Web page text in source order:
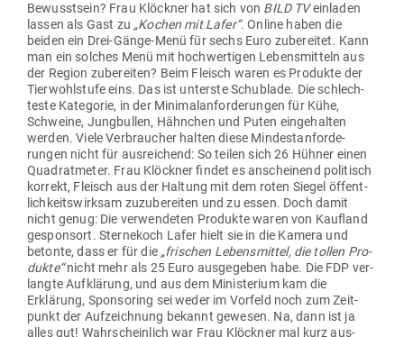
Bewusstsein? Frau Klöckner hat sich von BILD TVein­laden
lassen als Gast zu „Kochen mit Lafer“.Online haben die
beiden ein Drei-Gänge-Menü für sechs Euro zube­reitet. Kann
man ein solches Menü mit hoch­wer­tigen Lebens­mitteln aus
der Region zube­reiten? Beim Fleisch waren es Pro­dukte der
Tier­wohl­stufe eins. Das ist unterste Schublade. Die schlech­
teste Kate­gorie, in der Mini­mal­an­for­de­rungen für Kühe,
Schweine, Jung­bullen, Hähnchen und Puten ein­ge­halten
werden. Viele Ver­braucher halten diese Min­dest­an­for­de­
rungen nicht für aus­rei­chend: So teilen sich 26 Hühner einen
Qua­drat­meter. Frau Klöckner findet es anscheinend poli­tisch
korrekt, Fleisch aus der Haltung mit dem roten Siegel öffent­
lich­keits­wirksam zuzu­be­reiten und zu essen. Doch damit
nicht genug: Die ver­wen­deten Pro­dukte waren von Kaufland
gesponsort. Ster­nekoch Lafer hielt sie in die Kamera und
betonte, dass er für die „fri­schen Lebens­mittel, die tollen Pro­
dukte“nicht mehr als 25 Euro aus­ge­geben habe. Die FDP ver­
langte Auf­klärung, und aus dem Minis­terium kam die
Erklärung, Spon­soring sei weder im Vorfeld noch zum Zeit­
punkt der Auf­zeichnung bekannt gewesen. Na, dann ist ja
alles gut! Wahr­scheinlich war Frau Klöckner mal kurz aus­